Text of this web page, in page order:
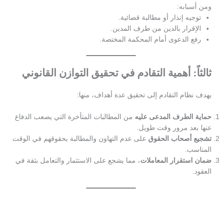
ومن أسبابه:
توجيه إنذار أو مطالبة قضائية.
الإقرار بالدين من طرف المدين.
رفع الدعوى أمام المحكمة المختصة.
ثالثاً: أهمية التقادم في تحقيق التوازن القانوني
يهدف نظام التقادم إلى تحقيق عدة أهداف، منها:
حماية الطرف المدعى عليهمن المطالبات المتأخرة التي يصعب الدفاع
عنها بعد مرور وقت طويل.
تشجيع أصحاب الحقوقعلى عدم التهاون والمطالبة بحقوقهم في الوقت
المناسب.
ضمان استقرار المعاملات، مما يشجع على الاستثمار والتعامل بثقة في
العقود.